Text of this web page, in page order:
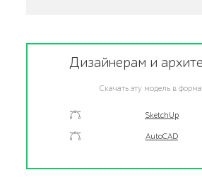
Дизайнерам и
Скачать эту модель в
SketchUp
AutoCAD